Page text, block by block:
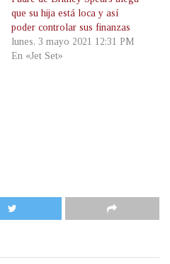
que su hija está loca y así
poder controlar sus finanzas
lunes, 3 mayo 2021 12:31 PM
En «Jet Set»